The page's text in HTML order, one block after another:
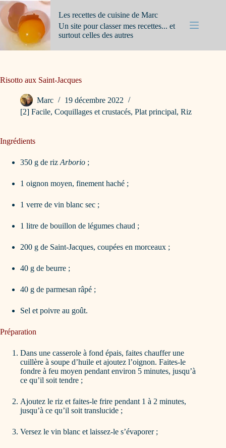
Passer
au
contenu
Les recettes de cuisine de Marc
Un site pour classer mes recettes... et
surtout celles des autres
Risotto aux Saint-Jacques
Marc
19 décembre 2022
[2] Facile, Coquillages et crustacés, Plat principal, Riz
Ingrédients
350 g de riz Arborio ;
1 oignon moyen, finement haché ;
1 verre de vin blanc sec ;
1 litre de bouillon de légumes chaud ;
200 g de Saint-Jacques, coupées en morceaux ;
40 g de beurre ;
40 g de parmesan râpé ;
Sel et poivre au goût.
Préparation
Dans une casserole à fond épais, faites chauffer une
cuillère à soupe d’huile et ajoutez l’oignon. Faites-le
fondre à feu moyen pendant environ 5 minutes, jusqu’à
ce qu’il soit tendre ;
Ajoutez le riz et faites-le frire pendant 1 à 2 minutes,
jusqu’à ce qu’il soit translucide ;
Versez le vin blanc et laissez-le s’évaporer ;